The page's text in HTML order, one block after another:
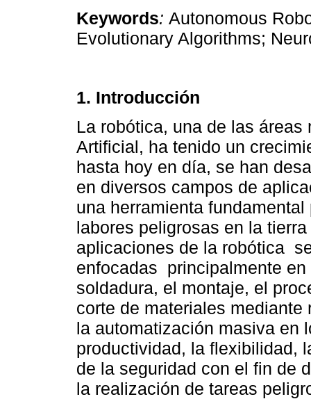
Keywords: Autonomous
Evolutionary Algorithms;
1. Introducción
La robótica, una de las
Artificial, ha tenido un
hasta hoy en día, se han
en diversos campos de
una herramienta
labores peligrosas en la
aplicaciones de la robótica
enfocadas principalmente
soldadura, el montaje, el
corte de materiales
la automatización masiva en
productividad, la flexibilidad,
de la seguridad con el fin de
la realización de tareas